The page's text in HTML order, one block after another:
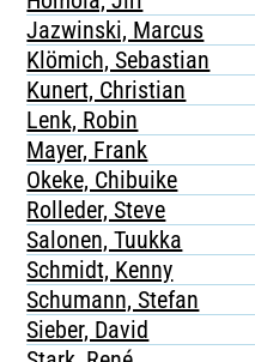
Jazwinski, Marcus
Klömich, Sebastian
Kunert, Christian
Lenk, Robin
Mayer, Frank
Okeke, Chibuike
Rolleder, Steve
Salonen, Tuukka
Schmidt, Kenny
Schumann, Stefan
Sieber, David